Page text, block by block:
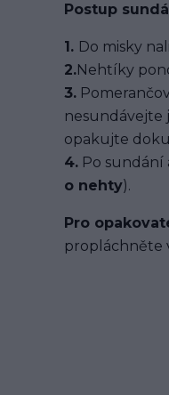
Postup
1. Do misky
2.Nehtíky
3.
nesundávejte
opakujte
4. Po sundání
o nehty).
Pro
propláchněte